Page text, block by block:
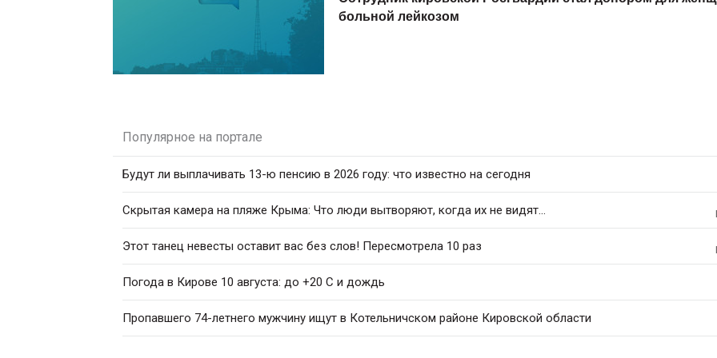
больной лейкозом
Популярное на портале
Будут ли выплачивать 13-ю пенсию в 2026 году: что известно на сегодня
Скрытая камера на пляже Крыма: Что люди вытворяют, когда их не видят...
Этот танец невесты оставит вас без слов! Пересмотрела 10 раз
Погода в Кирове 10 августа: до +20 C и дождь
Пропавшего 74-летнего мужчину ищут в Котельничском районе Кировской области